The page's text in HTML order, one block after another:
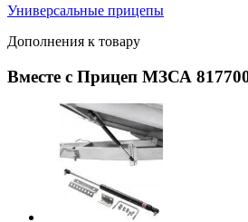
Универсальные прицепы
Дополнения к товару
Вместе с Прицеп МЗСА